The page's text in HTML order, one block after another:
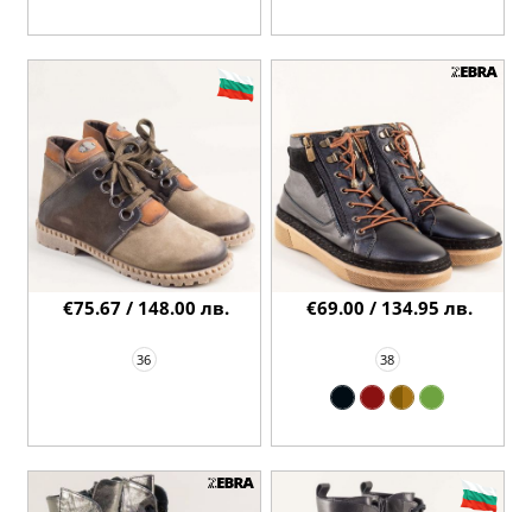
36
€75.67 / 148.00 лв.
38
€69.00 / 134.95 лв.